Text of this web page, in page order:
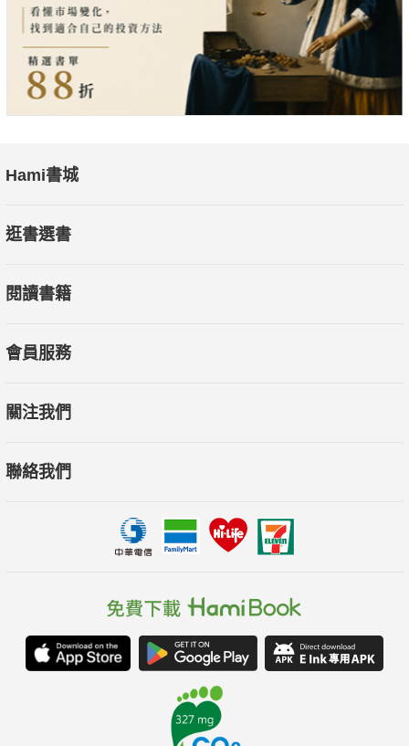
Hami書城
逛書選書
閱讀書籍
會員服務
關注我們
聯絡我們